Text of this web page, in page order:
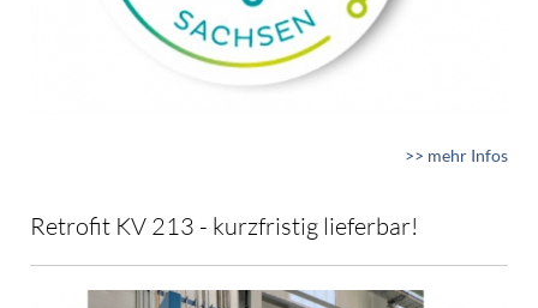
>> mehr Infos
Retrofit KV 213 - kurzfristig lieferbar!